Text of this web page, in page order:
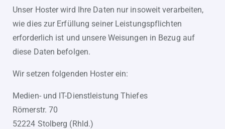
Unser Hoster wird Ihre Daten nur insoweit verarbeiten,
wie dies zur Erfüllung seiner Leistungspflichten
erforderlich ist und unsere Weisungen in Bezug auf
diese Daten befolgen.
Wir setzen folgenden Hoster ein:
Medien- und IT-Dienstleistung Thiefes
Römerstr. 70
52224 Stolberg (Rhld.)